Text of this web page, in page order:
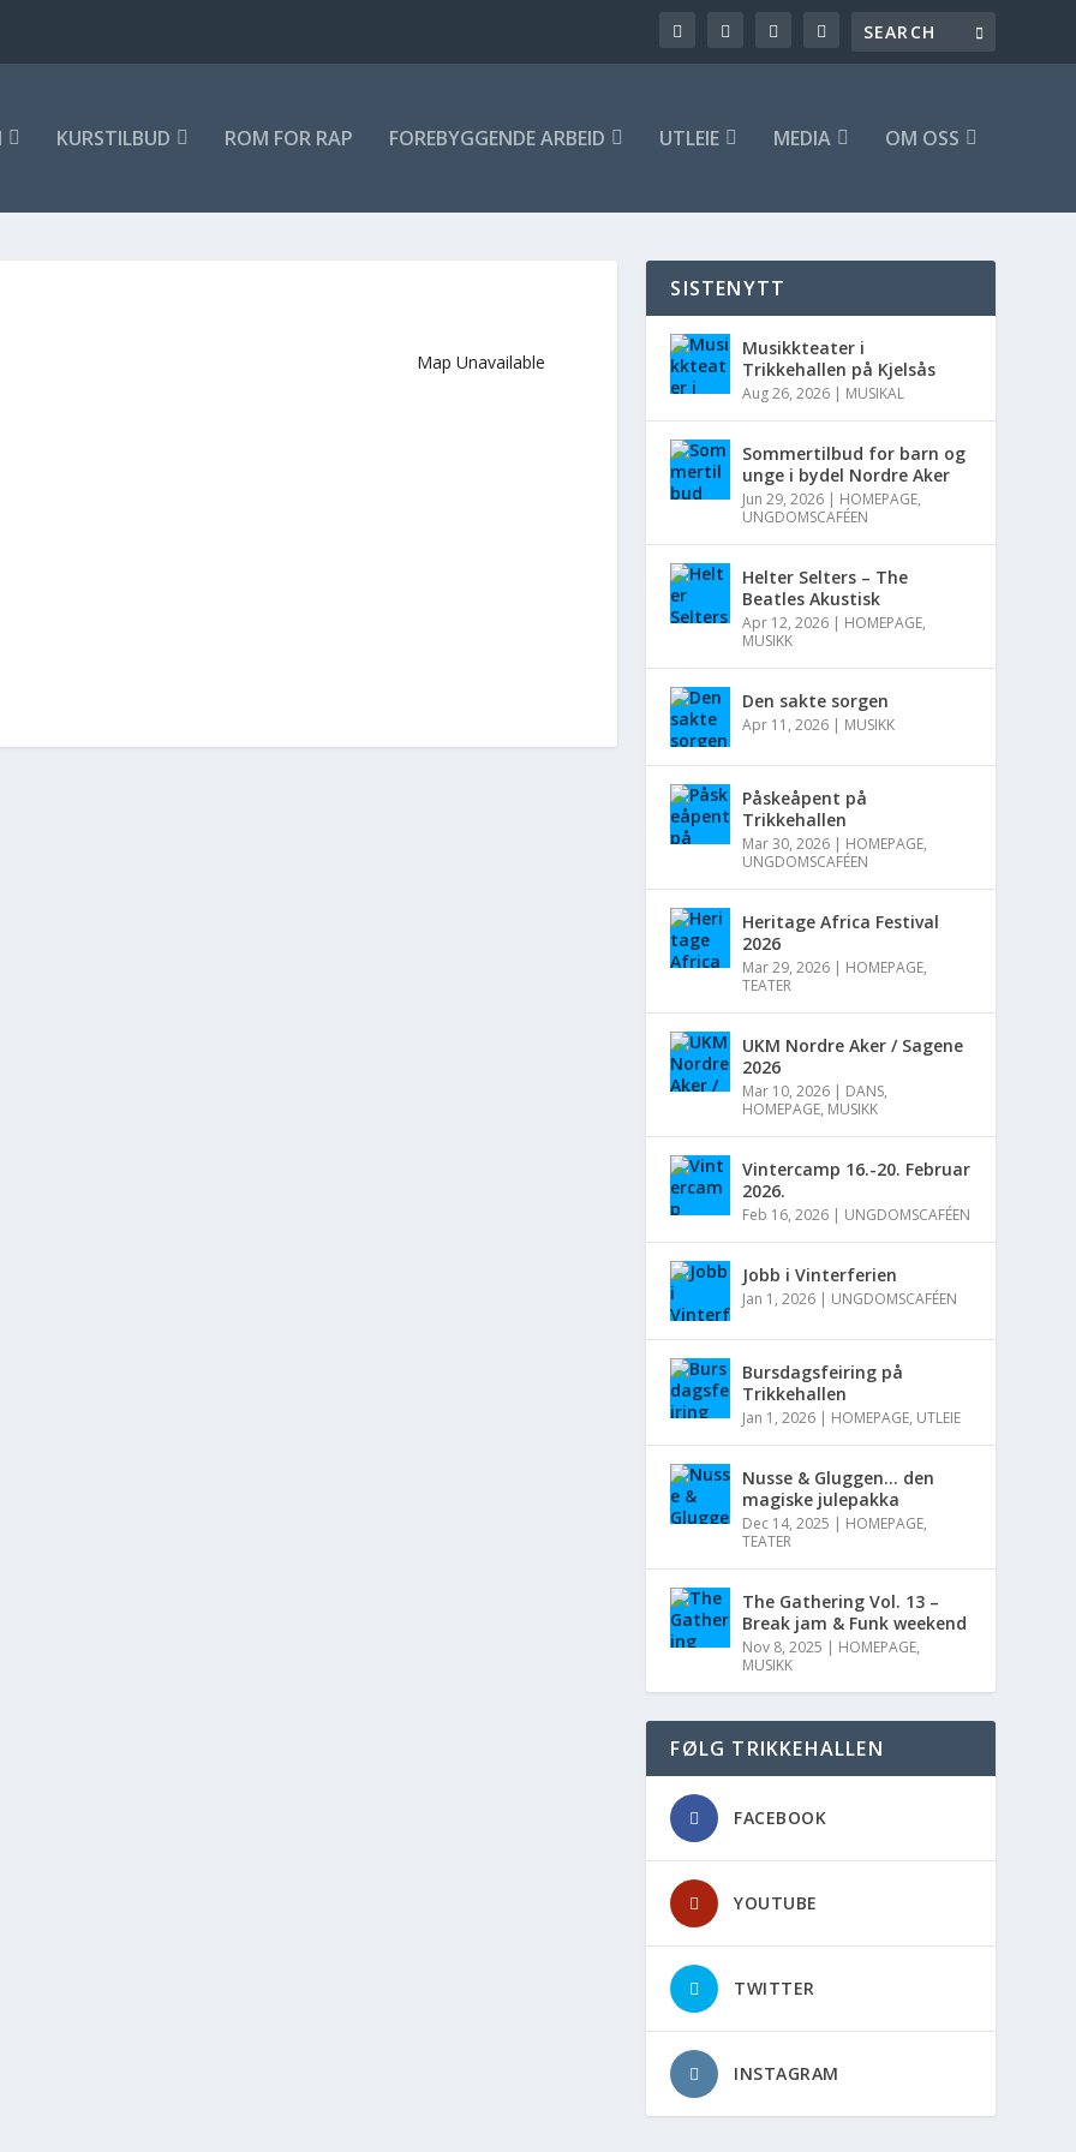
KURSTILBUD ROM FOR RAP FOREBYGGENDE ARBEID UTLEIE MEDIA OM OSS
Map Unavailable
SISTENYTT
Musikkteater i
Trikkehallen på Kjelsås
Aug 26, 2026 | MUSIKAL
Sommertilbud for barn og
unge i bydel Nordre Aker
Jun 29, 2026 | HOMEPAGE,
UNGDOMSCAFÉEN
Helter Selters – The
Beatles Akustisk
Apr 12, 2026 | HOMEPAGE,
MUSIKK
Den sakte sorgen
Apr 11, 2026 | MUSIKK
Påskeåpent på
Trikkehallen
Mar 30, 2026 | HOMEPAGE,
UNGDOMSCAFÉEN
Heritage Africa Festival
2026
Mar 29, 2026 | HOMEPAGE,
TEATER
UKM Nordre Aker / Sagene
2026
Mar 10, 2026 | DANS,
HOMEPAGE, MUSIKK
Vintercamp 16.-20. Februar
2026.
Feb 16, 2026 | UNGDOMSCAFÉEN
Jobb i Vinterferien
Jan 1, 2026 | UNGDOMSCAFÉEN
Bursdagsfeiring på
Trikkehallen
Jan 1, 2026 | HOMEPAGE, UTLEIE
Nusse & Gluggen… den
magiske julepakka
Dec 14, 2025 | HOMEPAGE,
TEATER
The Gathering Vol. 13 –
Break jam & Funk weekend
Nov 8, 2025 | HOMEPAGE,
MUSIKK
FØLG TRIKKEHALLEN
FACEBOOK
YOUTUBE
TWITTER
INSTAGRAM